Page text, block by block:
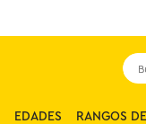
EDADES RANGOS